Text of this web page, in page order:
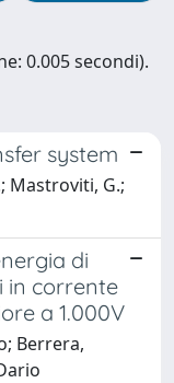
0.005 secondi).
system
Mastroviti, G.;
di
in corrente
a 1.000V
Berrera,